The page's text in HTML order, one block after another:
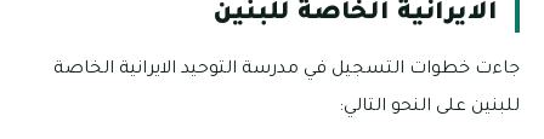
الايرانية الخاصة للبنين
جاءت خطوات التسجيل في مدرسة التوحيد الايرانية الخاصة
للبنين على النحو التالي: